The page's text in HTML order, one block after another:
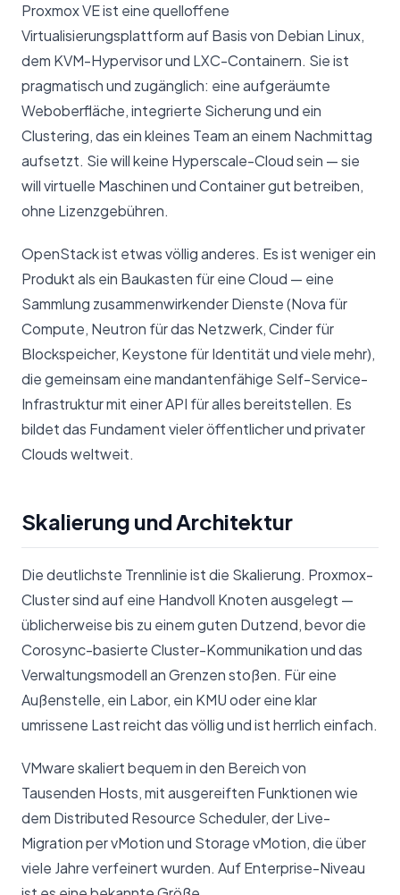
Proxmox VE ist eine quelloffene
Virtualisierungsplattform auf Basis von Debian Linux,
dem KVM-Hypervisor und LXC-Containern. Sie ist
pragmatisch und zugänglich: eine aufgeräumte
Weboberfläche, integrierte Sicherung und ein
Clustering, das ein kleines Team an einem Nachmittag
aufsetzt. Sie will keine Hyperscale-Cloud sein — sie
will virtuelle Maschinen und Container gut betreiben,
ohne Lizenzgebühren.
OpenStack ist etwas völlig anderes. Es ist weniger ein
Produkt als ein Baukasten für eine Cloud — eine
Sammlung zusammenwirkender Dienste (Nova für
Compute, Neutron für das Netzwerk, Cinder für
Blockspeicher, Keystone für Identität und viele mehr),
die gemeinsam eine mandantenfähige Self-Service-
Infrastruktur mit einer API für alles bereitstellen. Es
bildet das Fundament vieler öffentlicher und privater
Clouds weltweit.
Skalierung und Architektur
Die deutlichste Trennlinie ist die Skalierung. Proxmox-
Cluster sind auf eine Handvoll Knoten ausgelegt —
üblicherweise bis zu einem guten Dutzend, bevor die
Corosync-basierte Cluster-Kommunikation und das
Verwaltungsmodell an Grenzen stoßen. Für eine
Außenstelle, ein Labor, ein KMU oder eine klar
umrissene Last reicht das völlig und ist herrlich einfach.
VMware skaliert bequem in den Bereich von
Tausenden Hosts, mit ausgereiften Funktionen wie
dem Distributed Resource Scheduler, der Live-
Migration per vMotion und Storage vMotion, die über
viele Jahre verfeinert wurden. Auf Enterprise-Niveau